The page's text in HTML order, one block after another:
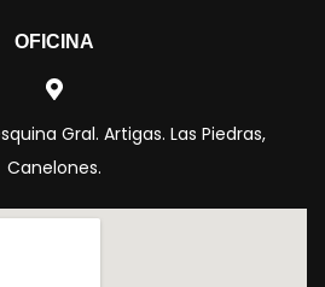
OFICINA
Gral. Artigas. Las Piedras,
Canelones.